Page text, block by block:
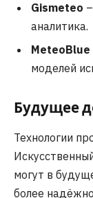
Gismeteo
аналитика.
MeteoBlue
моделей
Будущее
Технологии
могут в
более